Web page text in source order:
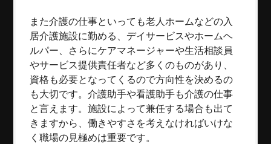
また介護の仕事といっても老人ホームなどの入
居介護施設に勤める、デイサービスやホームヘ
ルパー、さらにケアマネージャーや生活相談員
やサービス提供責任者など多くのものがあり、
資格も必要となってくるので方向性を決めるの
も大切です。介護助手や看護助手も介護の仕事
と言えます。施設によって兼任する場合も出て
きますから、働きやすさを考えなければいけな
く職場の見極めは重要です。